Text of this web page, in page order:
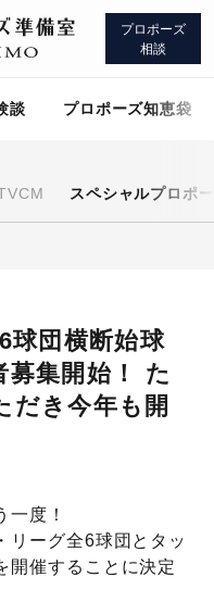
プロポーズ
相談
談 プロポーズ知恵袋
スペシャルプロポ
球団横断始球
集開始！ た
だき今年も開
度！
リーグ全6球団とタッ
開催することに決定
先輩の体験談